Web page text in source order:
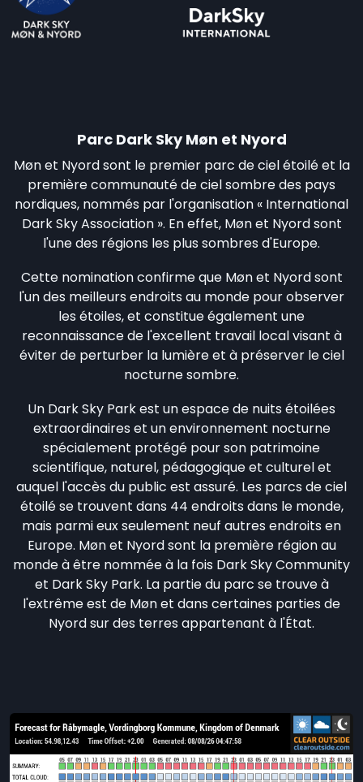
Parc Dark Sky Møn et Nyord
Møn et Nyord sont le premier parc de ciel étoilé et la
première communauté de ciel sombre des pays
nordiques, nommés par l'organisation « International
Dark Sky Association ». En effet, Møn et Nyord sont
l'une des régions les plus sombres d'Europe.
Cette nomination confirme que Møn et Nyord sont
l'un des meilleurs endroits au monde pour observer
les étoiles, et constitue également une
reconnaissance de l'excellent travail local visant à
éviter de perturber la lumière et à préserver le ciel
nocturne sombre.
Un Dark Sky Park est un espace de nuits étoilées
extraordinaires et un environnement nocturne
spécialement protégé pour son patrimoine
scientifique, naturel, pédagogique et culturel et
auquel l'accès du public est assuré. Les parcs de ciel
étoilé se trouvent dans 44 endroits dans le monde,
mais parmi eux seulement neuf autres endroits en
Europe. Møn et Nyord sont la première région au
monde à être nommée à la fois Dark Sky Community
et Dark Sky Park. La partie du parc se trouve à
l'extrême est de Møn et dans certaines parties de
Nyord sur des terres appartenant à l'État.